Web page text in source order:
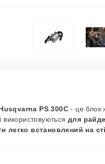
PS 300C - це блок
використовуються для
легко встановлений на